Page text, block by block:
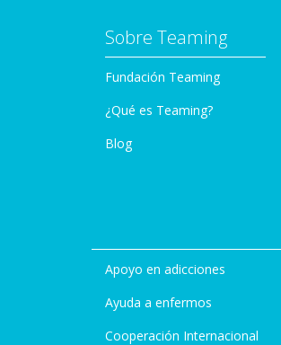
Sobre Teaming
Fundación Teaming
¿Qué es Teaming?
Blog
Apoyo en adicciones
Ayuda a enfermos
Cooperación Internacional